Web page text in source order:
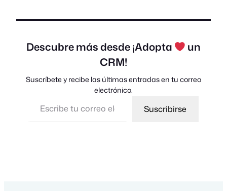
Descubre más desde ¡Adopta
un
CRM!
Suscríbete y recibe las últimas entradas en tu correo
electrónico.
Suscribirse